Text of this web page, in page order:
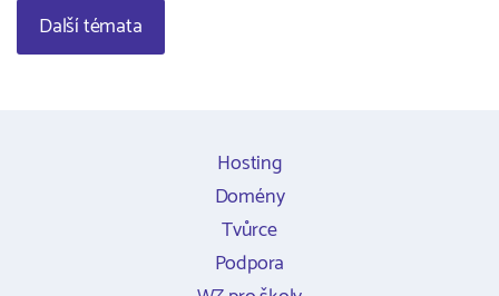
Další témata
Hosting
Domény
Tvůrce
Podpora